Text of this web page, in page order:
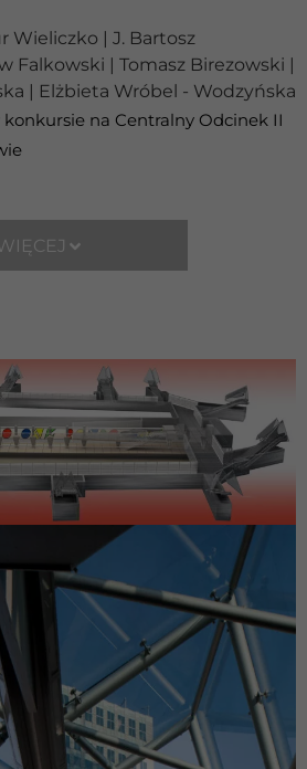
Wieliczko | J. Bartosz
Falkowski | Tomasz Birezowski |
| Elżbieta Wróbel - Wodzyńska
na Centralny Odcinek II